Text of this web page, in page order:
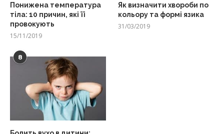
Понижена температура
тіла: 10 причин, які її
провокують
15/11/2019
Як визначити хвороби по
кольору та формі язика
31/03/2019
8